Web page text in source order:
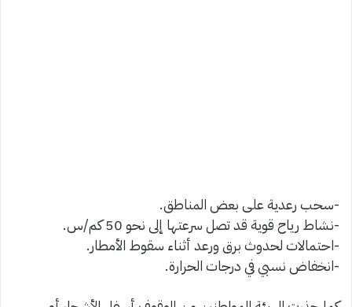
-سحب رعدية على بعض المناطق.
-نشاط رياح قوية قد تصل سرعتها إلى نحو 50 كم/س.
-احتمالات لحدوث برق ورعد أثناء سقوط الأمطار.
-انخفاض نسبي في درجات الحرارة.